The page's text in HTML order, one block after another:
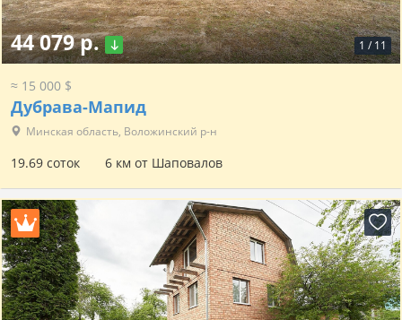
1 / 11
44 079 р.
≈ 15 000 $
Дубрава-Мапид
Минская область, Воложинский р-н
19.69 соток 6 км от Шаповалов